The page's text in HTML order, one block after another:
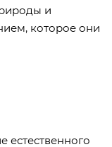
и
которое они
естественного